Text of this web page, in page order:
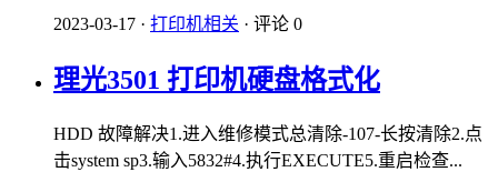
2023-03-17 · 打印机相关 · 评论 0
理光3501 打印机硬盘格式化
HDD 故障解决1.进入维修模式总清除-107-长按清除2.点
击system sp3.输入5832#4.执行EXECUTE5.重启检查...